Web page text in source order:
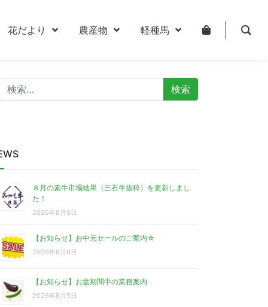
花だより 農産物 軽種馬
:
８月の素牛市場結果（三石牛抜粋）を更新しまし
た！
2026年8月6日
【お知らせ】お中元セールのご案内☆
2026年8月6日
【お知らせ】お盆期間中の業務案内
2026年8月5日